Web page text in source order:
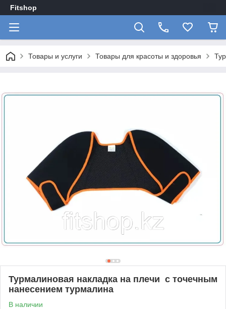
Fitshop
Товары и услуги Товары для красоты и здоровья
Турмалиновая накладка на плечи с точечным
нанесением турмалина
В наличии